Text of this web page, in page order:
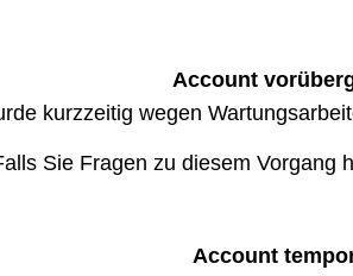
Account
kurzzeitig wegen
Sie Fragen zu diesem Vorgang
Account